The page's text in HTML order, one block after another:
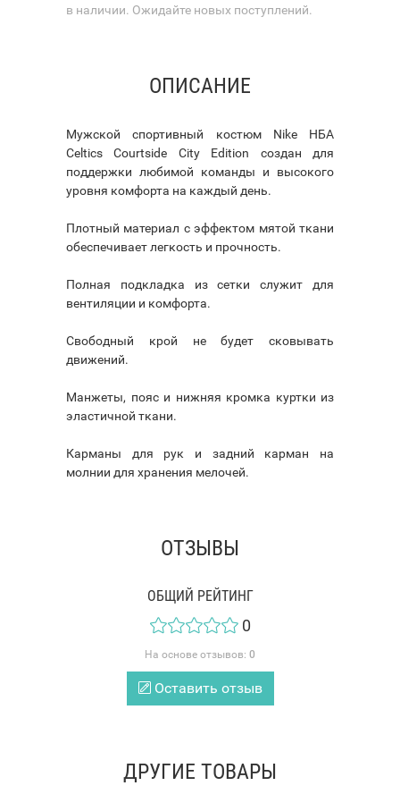
в наличии. Ожидайте новых поступлений.
ОПИСАНИЕ
Мужской спортивный костюм Nike НБА
Celtics Courtside City Edition создан для
поддержки любимой команды и высокого
уровня комфорта на каждый день.
Плотный материал с эффектом мятой ткани
обеспечивает легкость и прочность.
Полная подкладка из сетки служит для
вентиляции и комфорта.
Свободный крой не будет сковывать
движений.
Манжеты, пояс и нижняя кромка куртки из
эластичной ткани.
Карманы для рук и задний карман на
молнии для хранения мелочей.
ОТЗЫВЫ
ОБЩИЙ РЕЙТИНГ
0
На основе отзывов: 0
Оставить отзыв
ДРУГИЕ ТОВАРЫ